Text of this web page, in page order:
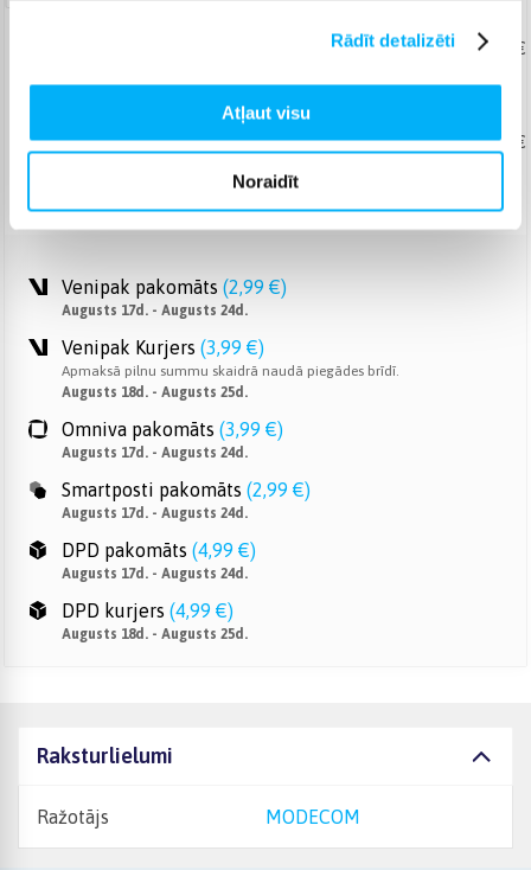
Rādīt detalizēti
Atļaut visu
Noraidīt
No 53,39 €
+ 2 + 3 + 4 + 5 gadi
Produkta maiņa No 70,99 €
Venipak pakomāts (2,99 €)
Augusts 17d. - Augusts 24d.
Venipak Kurjers (3,99 €)
Apmaksā pilnu summu skaidrā naudā piegādes brīdī.
Augusts 18d. - Augusts 25d.
Omniva pakomāts (3,99 €)
Augusts 17d. - Augusts 24d.
Smartposti pakomāts (2,99 €)
Augusts 17d. - Augusts 24d.
DPD pakomāts (4,99 €)
Augusts 17d. - Augusts 24d.
DPD kurjers (4,99 €)
Augusts 18d. - Augusts 25d.
Raksturlielumi
Ražotājs MODECOM